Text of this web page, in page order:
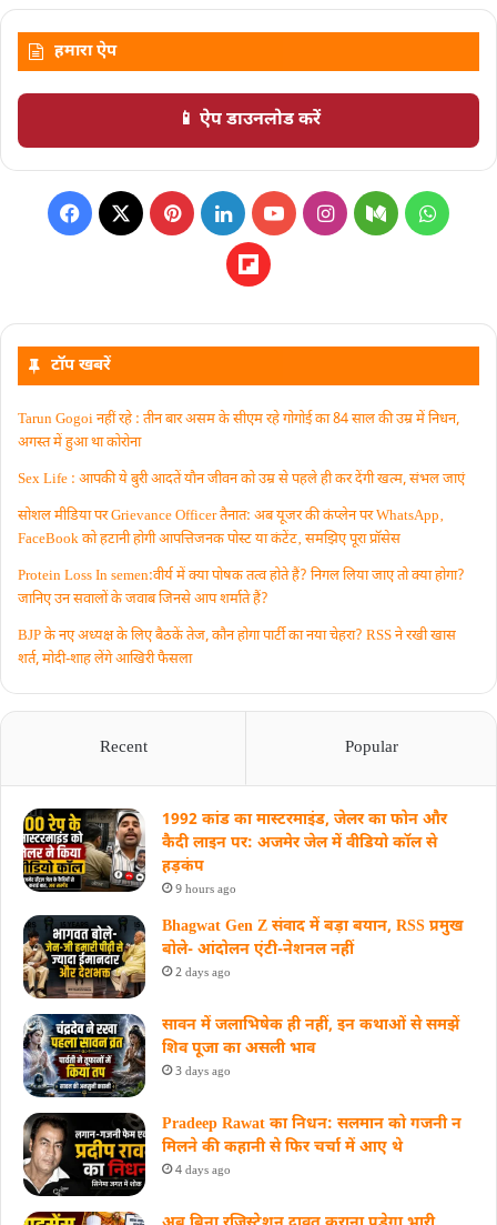
हमारा ऐप
📱 ऐप डाउनलोड करें
टॉप खबरें
Tarun Gogoi नहीं रहे : तीन बार असम के सीएम रहे गोगोई का 84 साल की उम्र में निधन,
अगस्त में हुआ था कोरोना
Sex Life : आपकी ये बुरी आदतें याैन जीवन को उम्र से पहले ही कर देंगी खत्म, संभल जाएं
सोशल मीडिया पर Grievance Officer तैनात: अब यूजर की कंप्लेन पर WhatsApp‚
FaceBook को हटानी होगी आपत्तिजनक पोस्ट या कंटेंट‚ समझिए पूरा प्रॉसेस
Protein Loss In semen:वीर्य में क्या पोषक तत्व होते हैं? निगल लिया जाए तो क्या होगा?
जानिए उन सवालों के जवाब जिनसे आप शर्माते हैं?
BJP के नए अध्यक्ष के लिए बैठकें तेज, कौन होगा पार्टी का नया चेहरा? RSS ने रखी खास
शर्त, मोदी-शाह लेंगे आखिरी फैसला
Recent Popular
1992 कांड का मास्टरमाइंड, जेलर का फोन और
कैदी लाइन पर: अजमेर जेल में वीडियो कॉल से
हड़कंप
9 hours ago
Bhagwat Gen Z संवाद में बड़ा बयान, RSS प्रमुख
बोले- आंदोलन एंटी-नेशनल नहीं
2 days ago
सावन में जलाभिषेक ही नहीं, इन कथाओं से समझें
शिव पूजा का असली भाव
3 days ago
Pradeep Rawat का निधन: सलमान को गजनी न
मिलने की कहानी से फिर चर्चा में आए थे
4 days ago